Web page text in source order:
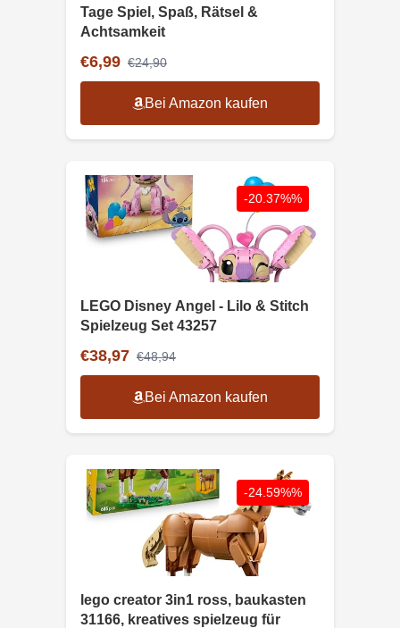
Tage Spiel, Spaß, Rätsel &
Achtsamkeit
€6,99 €24,90
Bei Amazon kaufen
-20.37%%
LEGO Disney Angel - Lilo & Stitch
Spielzeug Set 43257
€38,97 €48,94
Bei Amazon kaufen
-24.59%%
lego creator 3in1 ross, baukasten
31166, kreatives spielzeug für